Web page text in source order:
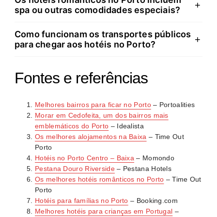
dependendo da zona e época. Comparar plataformas
e reservar fora da época alta permite poupanças
significativas.
acesso imediato a monumentos e comércio. Cedofeita
galerias de arte, cafés locais e vida de bairro genuína,
mantendo proximidade ao centro mas com menos
spa ou outras comodidades especiais?
+
Várias opções românticas oferecem experiências
completas. O The Yeatman Hotel dispõe de spa de
Torel Palace Porto destacam-se pelo design arrojado
e serviço personalizado que valoriza cada detalhe da
Como funcionam os transportes públicos
para chegar aos hotéis no Porto?
+
Baixa, Casa da Música e Boavista, integrados no
a 3 minutos a pé dos estabelecimentos centrais.
Equilibrar proximidade pedonal com acesso a
transportes garante flexibilidade sem custos
excessivos.
Fontes e referências
Melhores bairros para ficar no Porto– Portoalities
Morar em Cedofeita, um dos bairros mais
emblemáticos do Porto – Idealista
Os melhores alojamentos na Baixa – Time Out
Porto
Hotéis no Porto Centro – Baixa – Momondo
Pestana Douro Riverside– Pestana Hotels
Os melhores hotéis românticos no Porto – Time Out
Porto
Hotéis para famílias no Porto – Booking.com
Melhores hotéis para crianças em Portugal –